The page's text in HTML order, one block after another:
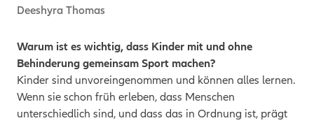
Deeshyra Thomas
Warum ist es wichtig, dass Kinder mit und ohne
Behinderung gemeinsam Sport machen?
Kinder sind unvoreingenommen und können alles lernen.
Wenn sie schon früh erleben, dass Menschen
unterschiedlich sind, und dass das in Ordnung ist, prägt